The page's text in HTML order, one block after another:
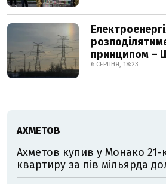
принципом –
6 СЕРПНЯ, 18:23
АХМЕТОВ
Ахметов купив у Монако 21-
квартиру за пів мільярда